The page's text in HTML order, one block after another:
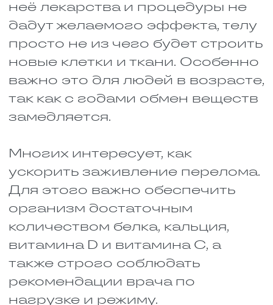
Когда человек попадает в
больницу с переломом,
особенно с таким серьёзным,
как шейка бедра, его организм
оказывается в сложной
ситуации. Мало того что нужно
срастить кость. Мышцы
начинают слабеть от того, что
человек всё время лежит.
Связки теряют эластичность.
Добавьте сюда отёки, застои и
проблемы с животом, которые
почти неизбежны при
постельном режиме. С ними
тоже важно бороться.
Даже если человек не
находится в постели, ему все
рацион, чтобы быстрее
восстановиться. В него нужно
добавить определенные